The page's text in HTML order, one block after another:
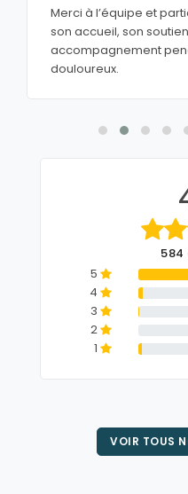
Merci à l’équipe et
son accueil, son
accompagnement
douloureux.
584
5
4
3
2
1
VOIR TOUS